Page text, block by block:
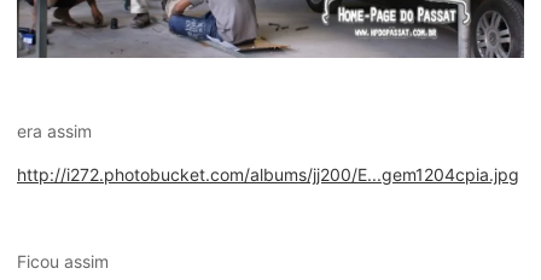
era assim
http://i272.photobucket.com/albums/jj200/E...gem1204cpia.jpg
Ficou assim